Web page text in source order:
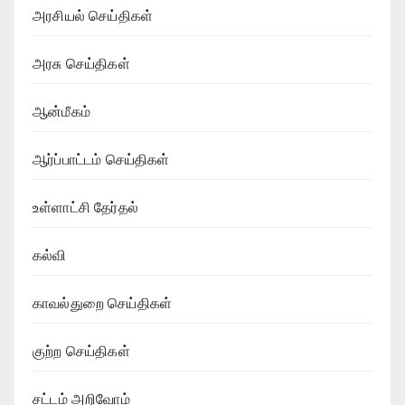
அரசியல் செய்திகள்
அரசு செய்திகள்
ஆன்மீகம்
ஆர்ப்பாட்டம் செய்திகள்
உள்ளாட்சி தேர்தல்
கல்வி
காவல்துறை செய்திகள்
குற்ற செய்திகள்
சட்டம் அறிவோம்